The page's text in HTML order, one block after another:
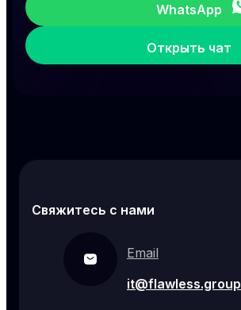
WhatsApp
Открыть чат
Свяжитесь с нами
Email
it@flawless.group